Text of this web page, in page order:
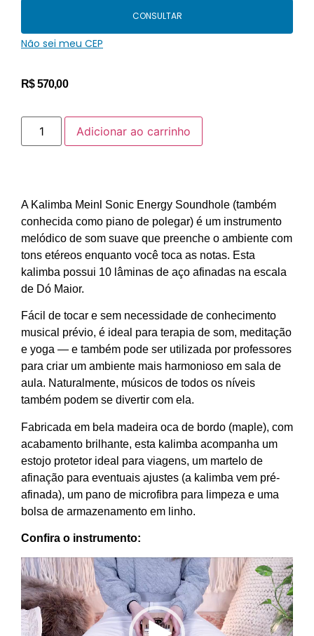
CONSULTAR
Não sei meu CEP
R$570,00
Adicionar ao carrinho
A Kalimba Meinl Sonic Energy Soundhole (também
conhecida como piano de polegar) é um instrumento
melódico de som suave que preenche o ambiente com
tons etéreos enquanto você toca as notas. Esta
kalimba possui 10 lâminas de aço afinadas na escala
de Dó Maior.
Fácil de tocar e sem necessidade de conhecimento
musical prévio, é ideal para terapia de som, meditação
e yoga — e também pode ser utilizada por professores
para criar um ambiente mais harmonioso em sala de
aula. Naturalmente, músicos de todos os níveis
também podem se divertir com ela.
Fabricada em bela madeira oca de bordo (maple), com
acabamento brilhante, esta kalimba acompanha um
estojo protetor ideal para viagens, um martelo de
afinação para eventuais ajustes (a kalimba vem pré-
afinada), um pano de microfibra para limpeza e uma
bolsa de armazenamento em linho.
Confira o instrumento:
Tocador
de
vídeo